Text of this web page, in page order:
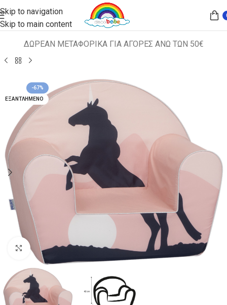
Skip to navigation
Skip to main content
ΔΩΡΕΑΝ ΜΕΤΑΦΟΡΙΚΑ ΓΙΑ ΑΓΟΡΕΣ ΑΝΩ ΤΩΝ 50€
Αρχική σελίδα ΠΑΙΔΙΚΑ ΚΑΘΙΣΜΑΤΑ ΠΟΛΥΘΡΟΝΑΚΙΑ
-67%
ΕΞΑΝΤΛΗΜΈΝΟ
Κλικ για μεγέθυνση